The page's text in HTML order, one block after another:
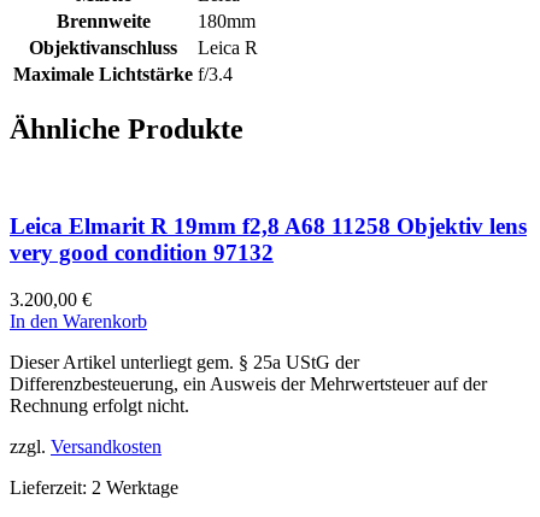
Brennweite
180mm
Objektivanschluss
Leica R
Maximale Lichtstärke f/3.4
Ähnliche Produkte
Leica Elmarit R 19mm f2,8 A68 11258 Objektiv lens
very good condition 97132
3.200,00 €
In den Warenkorb
Dieser Artikel unterliegt gem. § 25a UStG der
Differenzbesteuerung, ein Ausweis der Mehrwertsteuer auf der
Rechnung erfolgt nicht.
zzgl. Versandkosten
Lieferzeit: 2 Werktage